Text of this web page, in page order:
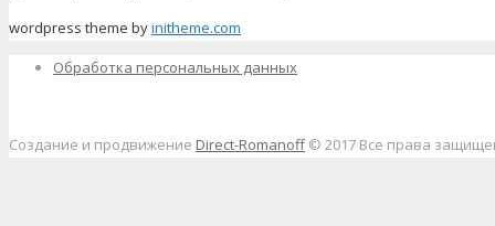
wordpress theme byinitheme.com
Обработка персональных данных
Создание и продвижение Direct-Romanoff© 2017 Все права